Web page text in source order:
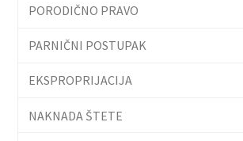
PORODIČNO PRAVO
PARNIČNI POSTUPAK
EKSPROPRIJACIJA
NAKNADA ŠTETE